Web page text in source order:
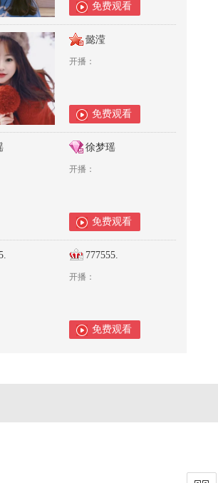
免费观看
懿滢
开播：
免费观看
徐梦瑶
开播：
免费观看
777555.
开播：
免费观看